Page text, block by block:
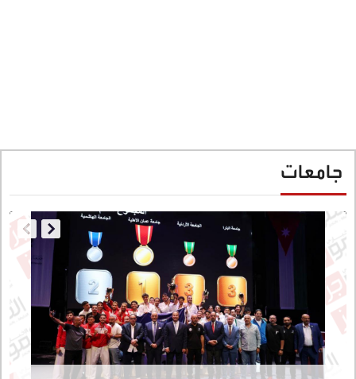
جامعات